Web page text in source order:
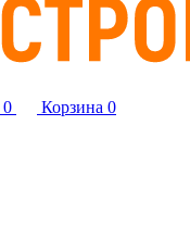
0 Корзина 0